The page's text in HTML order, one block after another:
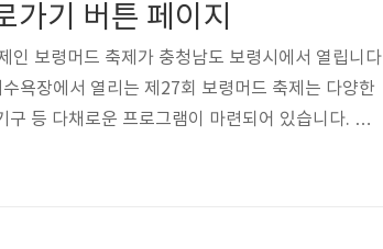
가기 버튼 페이지
인 보령머드 축제가 충청남도 보령시에서 열립니다
욕장에서 열리는 제27회 보령머드 축제는 다양한
등 다채로운 프로그램이 마련되어 있습니다. 친
려보세요! 올여름, 보령머드 축제에서 잊지 못할